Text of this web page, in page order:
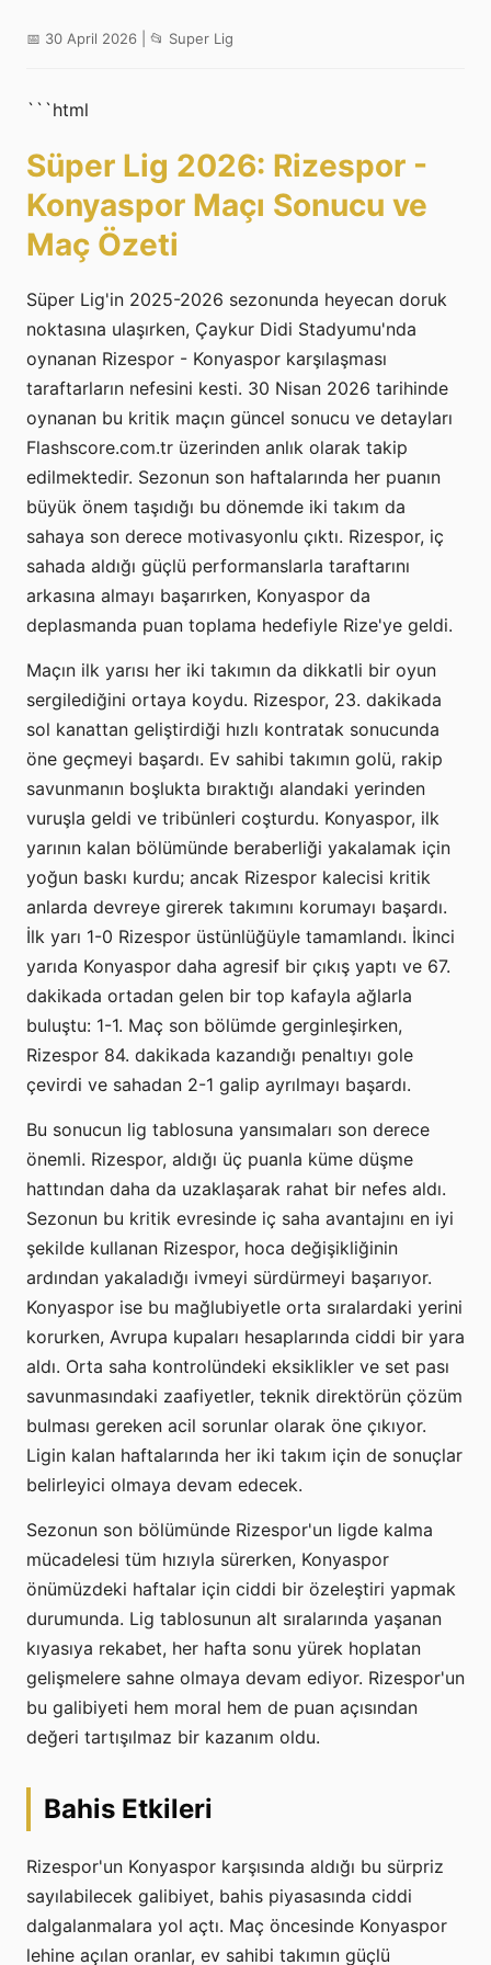
📅 30 April 2026 | 📂 Super Lig
```html
Süper Lig 2026: Rizespor -
Konyaspor Maçı Sonucu ve
Maç Özeti
Süper Lig'in 2025-2026 sezonunda heyecan doruk
noktasına ulaşırken, Çaykur Didi Stadyumu'nda
oynanan Rizespor - Konyaspor karşılaşması
taraftarların nefesini kesti. 30 Nisan 2026 tarihinde
oynanan bu kritik maçın güncel sonucu ve detayları
Flashscore.com.tr üzerinden anlık olarak takip
edilmektedir. Sezonun son haftalarında her puanın
büyük önem taşıdığı bu dönemde iki takım da
sahaya son derece motivasyonlu çıktı. Rizespor, iç
sahada aldığı güçlü performanslarla taraftarını
arkasına almayı başarırken, Konyaspor da
deplasmanda puan toplama hedefiyle Rize'ye geldi.
Maçın ilk yarısı her iki takımın da dikkatli bir oyun
sergilediğini ortaya koydu. Rizespor, 23. dakikada
sol kanattan geliştirdiği hızlı kontratak sonucunda
öne geçmeyi başardı. Ev sahibi takımın golü, rakip
savunmanın boşlukta bıraktığı alandaki yerinden
vuruşla geldi ve tribünleri coşturdu. Konyaspor, ilk
yarının kalan bölümünde beraberliği yakalamak için
yoğun baskı kurdu; ancak Rizespor kalecisi kritik
anlarda devreye girerek takımını korumayı başardı.
İlk yarı 1-0 Rizespor üstünlüğüyle tamamlandı. İkinci
yarıda Konyaspor daha agresif bir çıkış yaptı ve 67.
dakikada ortadan gelen bir top kafayla ağlarla
buluştu: 1-1. Maç son bölümde gerginleşirken,
Rizespor 84. dakikada kazandığı penaltıyı gole
çevirdi ve sahadan 2-1 galip ayrılmayı başardı.
Bu sonucun lig tablosuna yansımaları son derece
önemli. Rizespor, aldığı üç puanla küme düşme
hattından daha da uzaklaşarak rahat bir nefes aldı.
Sezonun bu kritik evresinde iç saha avantajını en iyi
şekilde kullanan Rizespor, hoca değişikliğinin
ardından yakaladığı ivmeyi sürdürmeyi başarıyor.
Konyaspor ise bu mağlubiyetle orta sıralardaki yerini
korurken, Avrupa kupaları hesaplarında ciddi bir yara
aldı. Orta saha kontrolündeki eksiklikler ve set pası
savunmasındaki zaafiyetler, teknik direktörün çözüm
bulması gereken acil sorunlar olarak öne çıkıyor.
Ligin kalan haftalarında her iki takım için de sonuçlar
belirleyici olmaya devam edecek.
Sezonun son bölümünde Rizespor'un ligde kalma
mücadelesi tüm hızıyla sürerken, Konyaspor
önümüzdeki haftalar için ciddi bir özeleştiri yapmak
durumunda. Lig tablosunun alt sıralarında yaşanan
kıyasıya rekabet, her hafta sonu yürek hoplatan
gelişmelere sahne olmaya devam ediyor. Rizespor'un
bu galibiyeti hem moral hem de puan açısından
değeri tartışılmaz bir kazanım oldu.
Bahis Etkileri
Rizespor'un Konyaspor karşısında aldığı bu sürpriz
sayılabilecek galibiyet, bahis piyasasında ciddi
dalgalanmalara yol açtı. Maç öncesinde Konyaspor
lehine açılan oranlar, ev sahibi takımın güçlü